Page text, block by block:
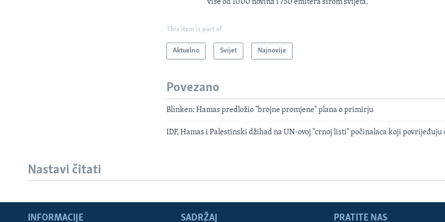
više od 1000 novina i 750 emitera širom svijeta.
This item is part of
Aktuelno Svijet Najnovije
Povezano
Blinken: Hamas predložio "brojne promjene" plana o primirju
IDF, Hamas i Palestinski džihad na UN-ovoj "crnoj listi" počinalaca koji povrijeđuju
Nastavi čitati
PRATITE NAS
INFORMACIJE SADRŽAJ